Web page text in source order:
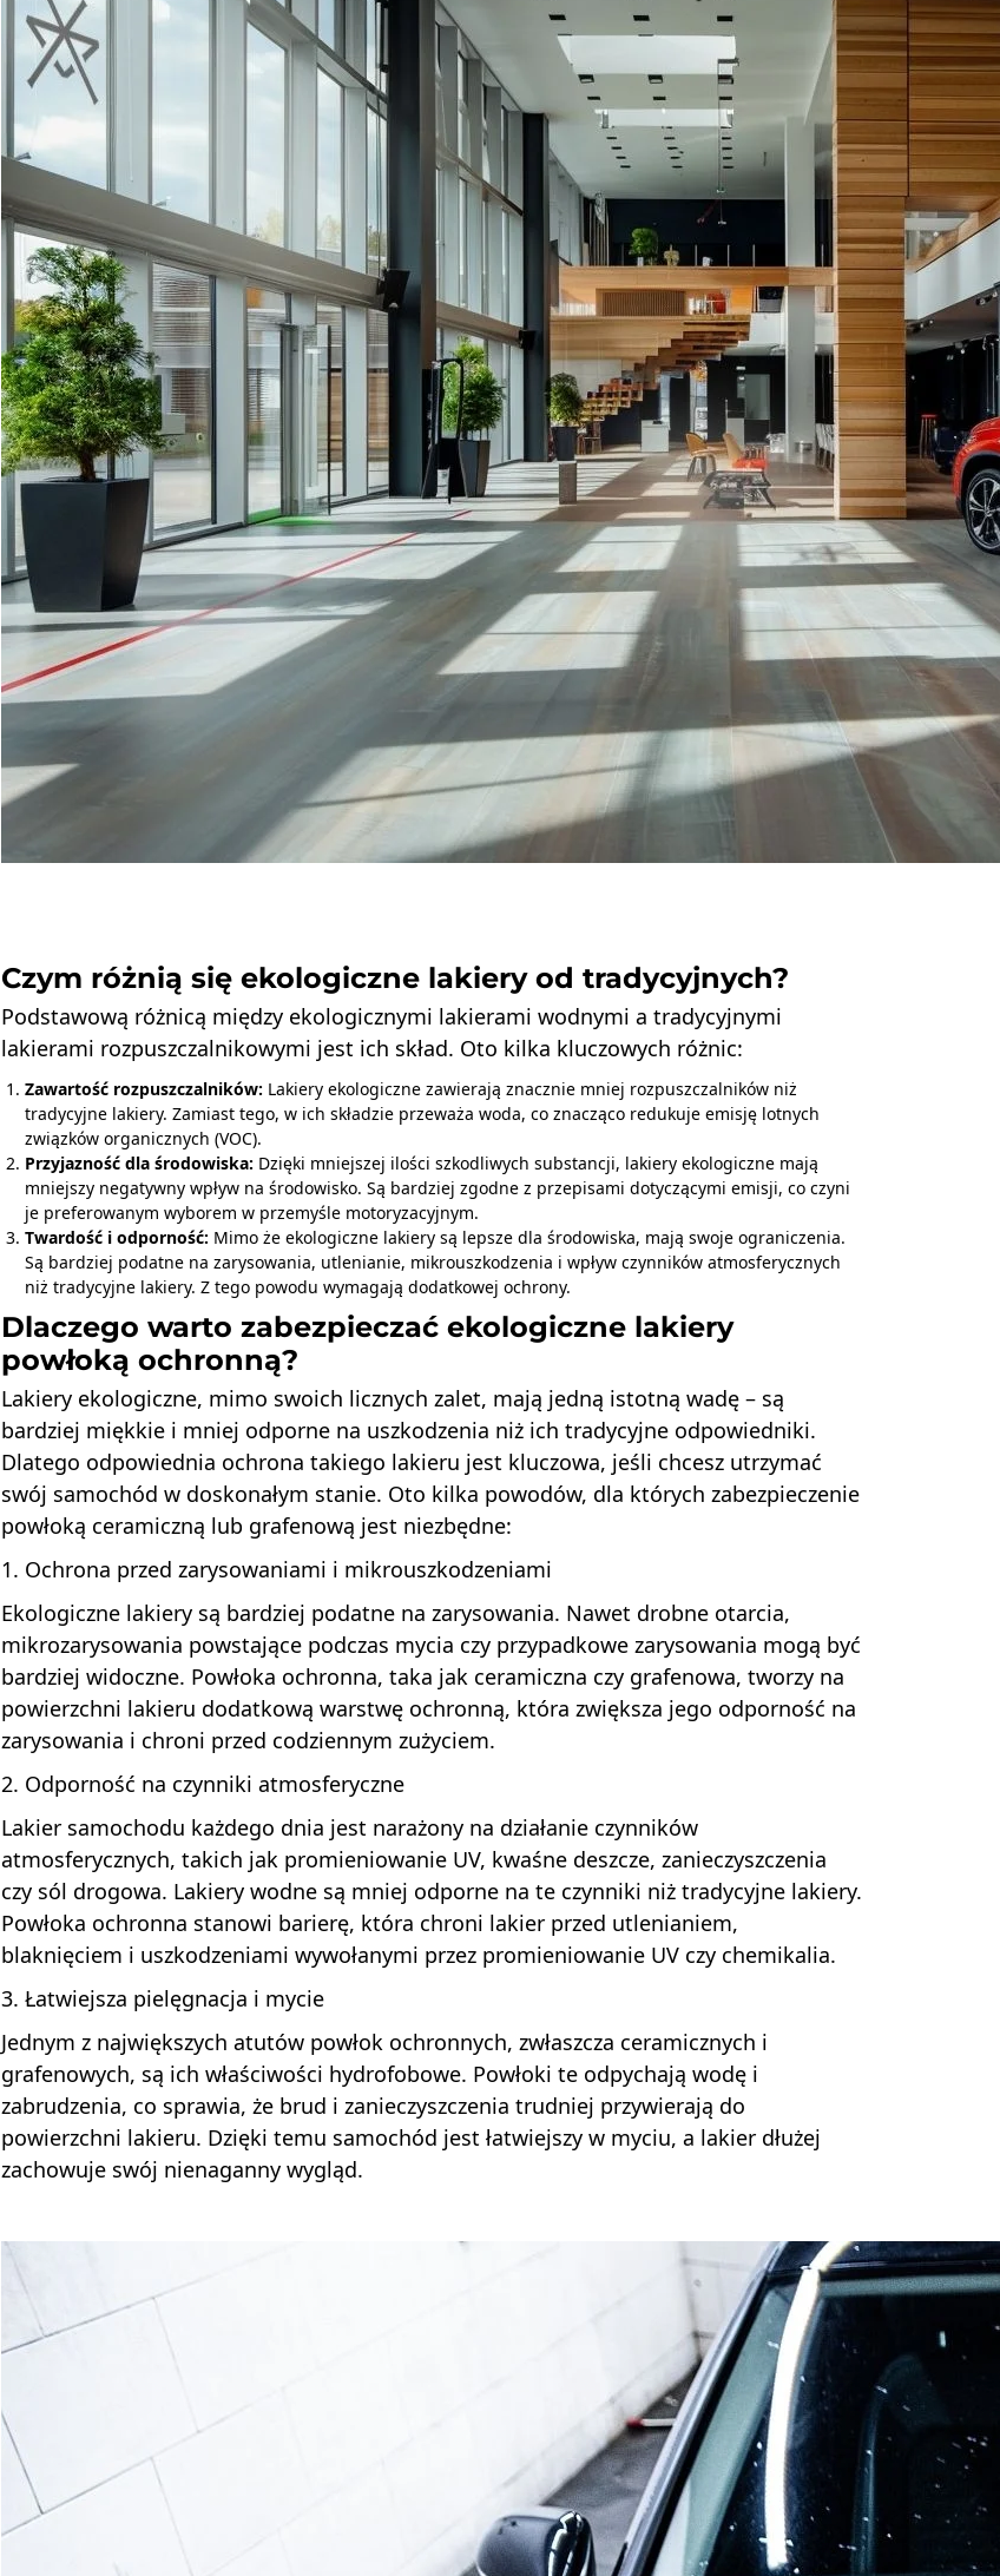
Czym różnią się ekologiczne lakiery od tradycyjnych?
Podstawową różnicą między ekologicznymi lakierami wodnymi a tradycyjnymi
lakierami rozpuszczalnikowymi jest ich skład. Oto kilka kluczowych różnic:
Zawartość rozpuszczalników: Lakiery ekologiczne zawierają znacznie mniej rozpuszczalników niż
tradycyjne lakiery. Zamiast tego, w ich składzie przeważa woda, co znacząco redukuje emisję lotnych
związków organicznych (VOC).
Przyjazność dla środowiska: Dzięki mniejszej ilości szkodliwych substancji, lakiery ekologiczne mają
mniejszy negatywny wpływ na środowisko. Są bardziej zgodne z przepisami dotyczącymi emisji, co czyni
je preferowanym wyborem w przemyśle motoryzacyjnym.
Twardość i odporność: Mimo że ekologiczne lakiery są lepsze dla środowiska, mają swoje ograniczenia.
Są bardziej podatne na zarysowania, utlenianie, mikrouszkodzenia i wpływ czynników atmosferycznych
niż tradycyjne lakiery. Z tego powodu wymagają dodatkowej ochrony.
Dlaczego warto zabezpieczać ekologiczne lakiery
powłoką ochronną?
Lakiery ekologiczne, mimo swoich licznych zalet, mają jedną istotną wadę – są
bardziej miękkie i mniej odporne na uszkodzenia niż ich tradycyjne odpowiedniki.
Dlatego odpowiednia ochrona takiego lakieru jest kluczowa, jeśli chcesz utrzymać
swój samochód w doskonałym stanie. Oto kilka powodów, dla których zabezpieczenie
powłoką ceramiczną lub grafenową jest niezbędne:
1. Ochrona przed zarysowaniami i mikrouszkodzeniami
Ekologiczne lakiery są bardziej podatne na zarysowania. Nawet drobne otarcia,
mikrozarysowania powstające podczas mycia czy przypadkowe zarysowania mogą być
bardziej widoczne. Powłoka ochronna, taka jak ceramiczna czy grafenowa, tworzy na
powierzchni lakieru dodatkową warstwę ochronną, która zwiększa jego odporność na
zarysowania i chroni przed codziennym zużyciem.
2. Odporność na czynniki atmosferyczne
Lakier samochodu każdego dnia jest narażony na działanie czynników
atmosferycznych, takich jak promieniowanie UV, kwaśne deszcze, zanieczyszczenia
czy sól drogowa. Lakiery wodne są mniej odporne na te czynniki niż tradycyjne lakiery.
Powłoka ochronna stanowi barierę, która chroni lakier przed utlenianiem,
blaknięciem i uszkodzeniami wywołanymi przez promieniowanie UV czy chemikalia.
3. Łatwiejsza pielęgnacja i mycie
Jednym z największych atutów powłok ochronnych, zwłaszcza ceramicznych i
grafenowych, są ich właściwości hydrofobowe. Powłoki te odpychają wodę i
zabrudzenia, co sprawia, że brud i zanieczyszczenia trudniej przywierają do
powierzchni lakieru. Dzięki temu samochód jest łatwiejszy w myciu, a lakier dłużej
zachowuje swój nienaganny wygląd.